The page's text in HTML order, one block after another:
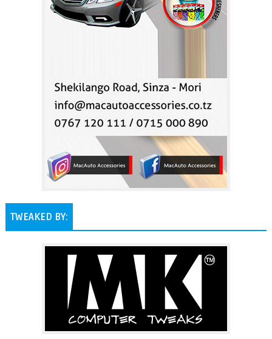
TWEAKED BY: